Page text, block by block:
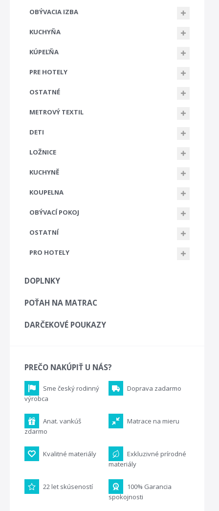
OBÝVACIA IZBA
KUCHYŇA
KÚPEĽŇA
PRE HOTELY
OSTATNÉ
METROVÝ TEXTIL
DETI
LOŽNICE
KUCHYNĚ
KOUPELNA
OBÝVACÍ POKOJ
OSTATNÍ
PRO HOTELY
DOPLNKY
POŤAH NA MATRAC
DARČEKOVÉ POUKAZY
PREČO NAKÚPIŤ U NÁS?
Sme český rodinný
výrobca
Doprava zadarmo
Anat. vankúš
zdarmo
Matrace na mieru
Kvalitné materiály
Exkluzivné prírodné
materiály
22 let skúseností
100% Garancia
spokojnosti